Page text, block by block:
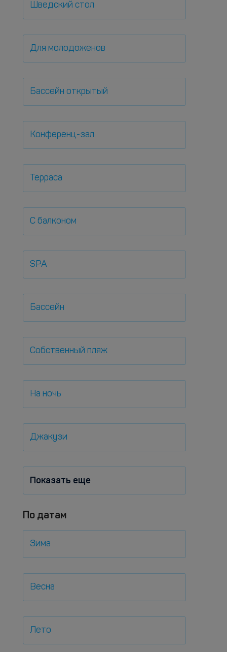
Шведский стол
Для молодоженов
Бассейн открытый
Конференц-зал
Терраса
С балконом
SPA
Бассейн
Собственный пляж
На ночь
Джакузи
Показать еще
По датам
Зима
Весна
Лето